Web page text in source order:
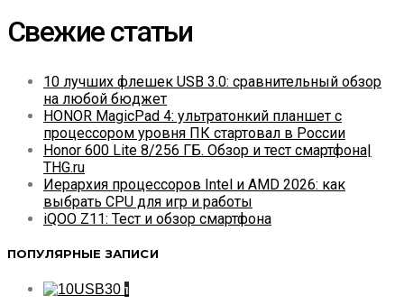
Свежие статьи
10 лучших флешек USB 3.0: сравнительный обзор
на любой бюджет
HONOR MagicPad 4: ультратонкий планшет с
процессором уровня ПК стартовал в России
Honor 600 Lite 8/256 ГБ. Обзор и тест смартфона|
THG.ru
Иерархия процессоров Intel и AMD 2026: как
выбрать CPU для игр и работы
iQOO Z11: Тест и обзор смартфона
ПОПУЛЯРНЫЕ ЗАПИСИ
1